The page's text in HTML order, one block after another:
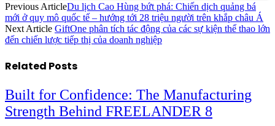
Previous ArticleDu lịch Cao Hùng bứt phá: Chiến dịch quảng bá
mới ở quy mô quốc tế – hướng tới 28 triệu người trên khắp châu Á
Next Article GiftOne phân tích tác động của các sự kiện thể thao lớn
đến chiến lược tiếp thị của doanh nghiệp
Related Posts
Built for Confidence: The Manufacturing
Strength Behind FREELANDER 8